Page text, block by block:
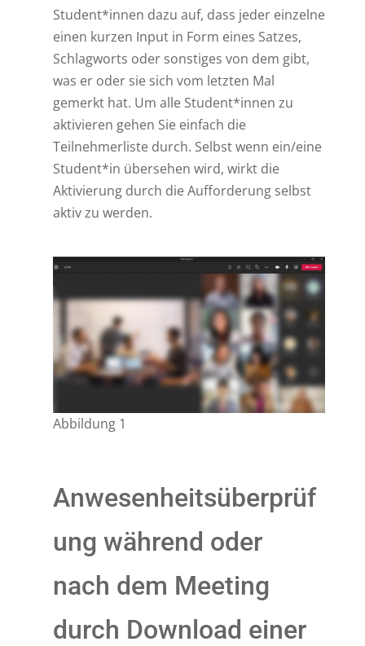
Student*innen dazu auf, dass jeder einzelne
einen kurzen Input in Form eines Satzes,
Schlagworts oder sonstiges von dem gibt,
was er oder sie sich vom letzten Mal
gemerkt hat. Um alle Student*innen zu
aktivieren gehen Sie einfach die
Teilnehmerliste durch. Selbst wenn ein/eine
Student*in übersehen wird, wirkt die
Aktivierung durch die Aufforderung selbst
aktiv zu werden.
Abbildung 1
Anwesenheitsüberprüf
ung während oder
nach dem Meeting
durch Download einer